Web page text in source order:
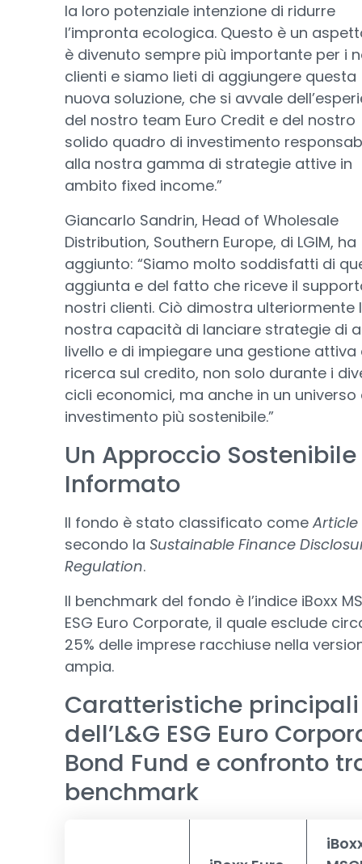
la loro potenziale intenzione di ridurre
l’impronta ecologica. Questo è un
è divenuto sempre più importante per i
clienti e siamo lieti di aggiungere questa
nuova soluzione, che si avvale
del nostro team Euro Credit e del nostro
solido quadro di investimento
alla nostra gamma di strategie attive in
ambito fixed income.”
Giancarlo Sandrin, Head of Wholesale
Distribution, Southern Europe, di LGIM, ha
aggiunto: “Siamo molto soddisfatti di
aggiunta e del fatto che riceve il
nostri clienti. Ciò dimostra ulteriormente
nostra capacità di lanciare strategie di
livello e di impiegare una gestione attiva
ricerca sul credito, non solo durante i
cicli economici, ma anche in un universo
investimento più sostenibile.”
Un Approccio Sostenibile
Informato
Il fondo è stato classificato come Article
secondo la Sustainable Finance
Regulation.
Il benchmark del fondo è l’indice iBoxx
ESG Euro Corporate, il quale esclude
25% delle imprese racchiuse nella
ampia.
Caratteristiche principali
dell’L&G ESG Euro
Bond Fund e confronto
benchmark